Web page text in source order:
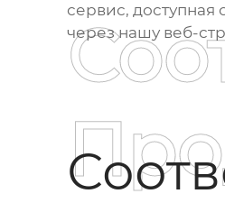
сервис, доступная
через нашу веб-